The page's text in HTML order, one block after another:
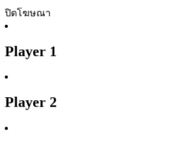
ปิดโฆษณา
Player 1
Player 2